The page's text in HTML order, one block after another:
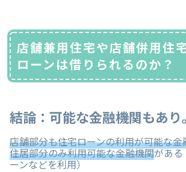
店舗兼用住宅や店舗併用住
ローンは借りられるのか？
結論：可能な金融機関もあり。
店舗部分も住宅ローンの利用が可能な金
住居部分のみ利用可能な金融機関がある
ーンなどを利用）